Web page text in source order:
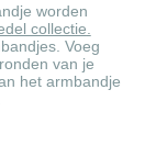
worden
collectie
Voeg
van je
het armbandje